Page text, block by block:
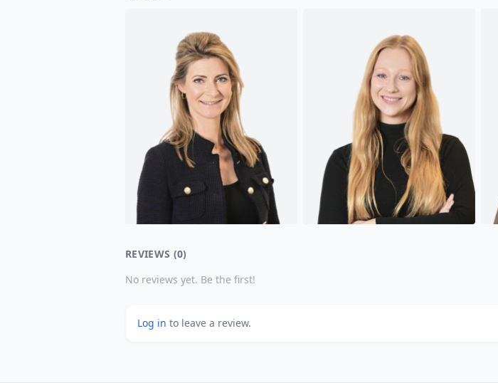
REVIEWS (0)
No reviews yet. Be the first!
Log in to leave a review.